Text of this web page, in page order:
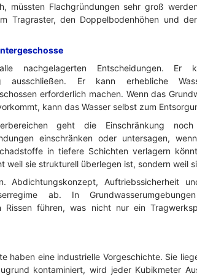
müssten Flachgründungen sehr groß
Tragraster, den Doppelbodenhöhen und
nachgelagerten Entscheidungen. Er
ausschließen. Er kann erhebliche
erforderlich machen. Wenn das
kann das Wasser selbst zum
geht die Einschränkung noch
einschränken oder untersagen,
in tiefere Schichten verlagern
sie strukturell überlegen ist, sondern weil
Abdichtungskonzept, Auftriebssicherheit
ab. In
Rissen führen, was nicht nur ein
haben eine industrielle Vorgeschichte. Sie
kontaminiert, wird jeder Kubikmeter